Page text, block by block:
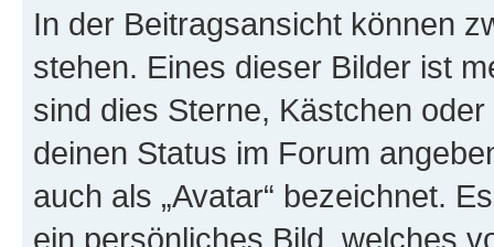
In der Beitragsansicht können
stehen. Eines dieser Bilder ist
sind dies Sterne, Kästchen
deinen Status im Forum
auch als „Avatar“ bezeichnet.
ein persönliches Bild, welches